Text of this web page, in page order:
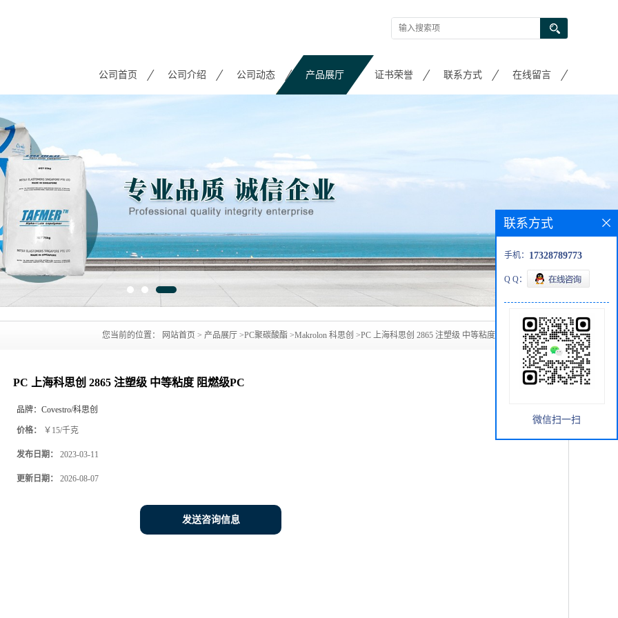
公司首页 公司介绍 公司动态 产品展厅 证书荣誉 联系方式 在线留言
您当前的位置： 网站首页 > 产品展厅 >PC聚碳酸酯 >Makrolon 科思创 >PC 上海科思创 2865 注塑级 中等粘度 阻燃级PC
PC 上海科思创 2865 注塑级 中等粘度 阻燃级PC
品牌： Covestro/科思创
价格： ￥15/千克
发布日期： 2023-03-11
更新日期： 2026-08-07
发送咨询信息
联系方式
手机： 17328789773
Q Q：
微信扫一扫